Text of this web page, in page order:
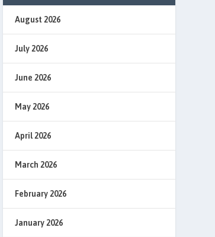
August 2026
July 2026
June 2026
May 2026
April 2026
March 2026
February 2026
January 2026